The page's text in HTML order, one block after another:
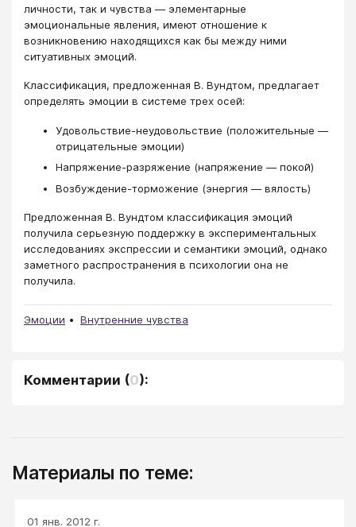
личности, так и чувства — элементарные
эмоциональные явления, имеют отношение к
возникновению находящихся как бы между ними
ситуативных эмоций.
Классификация, предложенная В. Вундтом, предлагает
определять эмоции в системе трех осей:
Удовольствие-неудовольствие (положительные —
отрицательные эмоции)
Напряжение-разряжение (напряжение — покой)
Возбуждение-торможение (энергия — вялость)
Предложенная В. Вундтом классификация эмоций
получила серьезную поддержку в экспериментальных
исследованиях экспрессии и семантики эмоций, однако
заметного распространения в психологии она не
получила.
Эмоции Внутренние чувства
Комментарии (0):
Материалы по теме:
01 янв. 2012 г.